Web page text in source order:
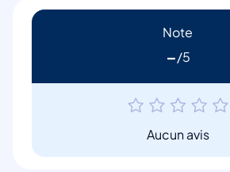
Note
-
Aucun avis